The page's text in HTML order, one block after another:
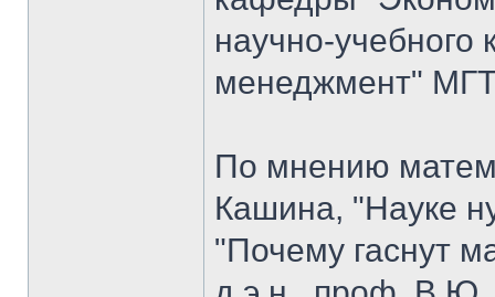
научно-
менеджмент"
По мнению
Кашина, "Науке
"Почему гаснут